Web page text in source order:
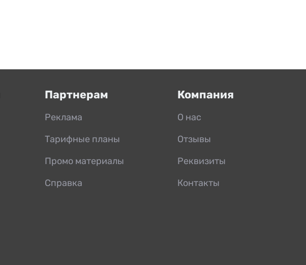
Партнерам
Реклама
Тарифные планы
Промо материалы
Справка
Компания
О нас
Отзывы
Реквизиты
Контакты